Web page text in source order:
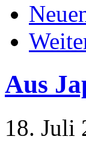
Aus
18. Juli